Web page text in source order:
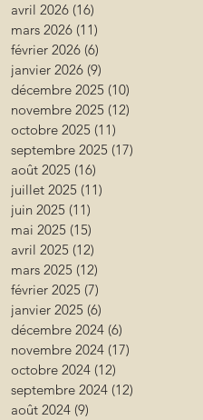
avril 2026 (16)
mars 2026 (11)
février 2026 (6)
janvier 2026 (9)
décembre 2025 (10)
novembre 2025 (12)
octobre 2025 (11)
septembre 2025 (17)
août 2025 (16)
juillet 2025 (11)
juin 2025 (11)
mai 2025 (15)
avril 2025 (12)
mars 2025 (12)
février 2025 (7)
janvier 2025 (6)
décembre 2024 (6)
novembre 2024 (17)
octobre 2024 (12)
septembre 2024 (12)
août 2024 (9)